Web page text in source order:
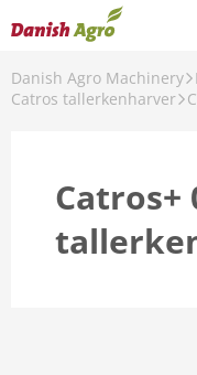
Danish Agro Machinery
Catros tallerkenharver
Catros+